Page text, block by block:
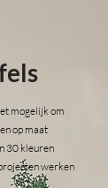
mogelijk om
op maat
30 kleuren
werken